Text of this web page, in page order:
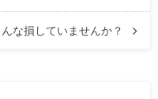
な損していませんか？